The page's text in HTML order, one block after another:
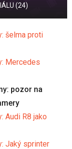
(24)
šelma proti
Mercedes
pozor na
Audi R8 jako
Jaký sprinter